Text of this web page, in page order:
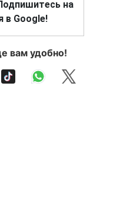
на
в Google!
вам удобно!